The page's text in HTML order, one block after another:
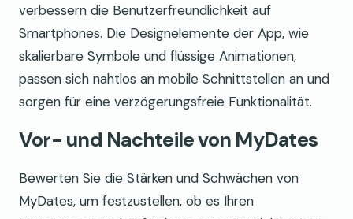
verbessern die Benutzerfreundlichkeit auf
Smartphones. Die Designelemente der App, wie
skalierbare Symbole und flüssige Animationen,
passen sich nahtlos an mobile Schnittstellen an und
sorgen für eine verzögerungsfreie Funktionalität.
Vor- und Nachteile von MyDates
Bewerten Sie die Stärken und Schwächen von
MyDates, um festzustellen, ob es Ihren